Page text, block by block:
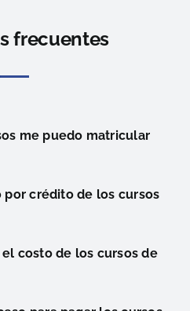
frecuentes
me puedo matricular
por crédito de los cursos
el costo de los cursos de